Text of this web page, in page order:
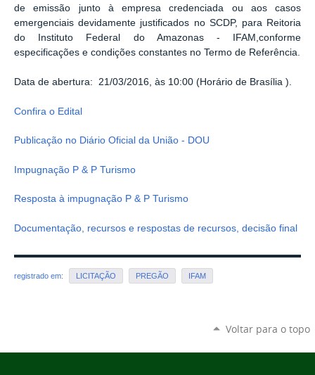
de emissão junto à empresa credenciada ou aos casos
emergenciais devidamente justificados no SCDP, para Reitoria
do Instituto Federal do Amazonas - IFAM,conforme
especificações e condições constantes no Termo de Referência.
Data de abertura: 21/03/2016, às 10:00 (Horário de Brasília ).
Confira o Edital
Publicação no Diário Oficial da União - DOU
Impugnação P & P Turismo
Resposta à impugnação P & P Turismo
Documentação, recursos e respostas de recursos, decisão final
registrado em: LICITAÇÃO PREGÃO IFAM
Voltar para o topo